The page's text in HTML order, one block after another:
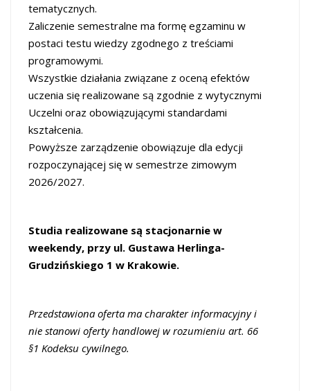
tematycznych.
Zaliczenie semestralne ma formę egzaminu w
postaci testu wiedzy zgodnego z treściami
programowymi.
Wszystkie działania związane z oceną efektów
uczenia się realizowane są zgodnie z wytycznymi
Uczelni oraz obowiązującymi standardami
kształcenia.
Powyższe zarządzenie obowiązuje dla edycji
rozpoczynającej się w semestrze zimowym
2026/2027.
Studia realizowane są stacjonarnie w
weekendy, przy ul. Gustawa Herlinga-
Grudzińskiego 1 w Krakowie.
Przedstawiona oferta ma charakter informacyjny i
nie stanowi oferty handlowej w rozumieniu art. 66
§1 Kodeksu cywilnego.